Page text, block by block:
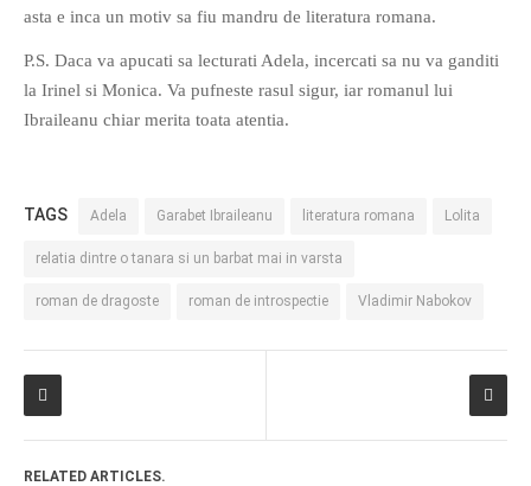
asta e inca un motiv sa fiu mandru de literatura romana.
P.S. Daca va apucati sa lecturati Adela, incercati sa nu va ganditi
la Irinel si Monica. Va pufneste rasul sigur, iar romanul lui
Ibraileanu chiar merita toata atentia.
TAGS Adela Garabet Ibraileanu literatura romana Lolita
relatia dintre o tanara si un barbat mai in varsta
roman de dragoste roman de introspectie Vladimir Nabokov
RELATED ARTICLES.